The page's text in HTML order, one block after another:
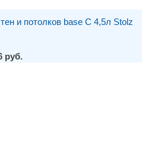
и потолков base С 4,5л Stolz
руб.